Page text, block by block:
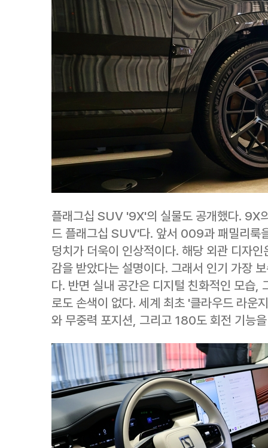
플래그십 SUV '9X'의 실물도 공개했다. 9X
드 플래그십 SUV'다. 앞서 009과 패밀리룩
덩치가 더욱이 인상적이다. 해당 외관 디자
감을 받았다는 설명이다. 그래서 인기 가장
다. 반면 실내 공간은 디지털 친화적인 모습,
로도 손색이 없다. 세계 최초 '클라우드 라운
와 무중력 포지션, 그리고 180도 회전 기능